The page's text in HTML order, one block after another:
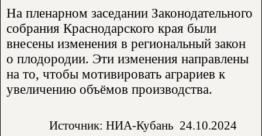
На пленарном заседании Законодательного
собрания Краснодарского края были
внесены изменения в региональный закон
о плодородии. Эти изменения направлены
на то, чтобы мотивировать аграриев к
увеличению объёмов производства.
Источник: НИА-Кубань 24.10.2024